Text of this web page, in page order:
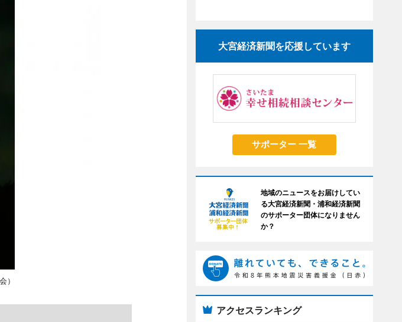
）
大宮経済新聞を応援しています
サポーター 一覧
地域のニュースをお届けしてい
る大宮経済新聞・浦和経済新聞
のサポーター団体になりません
か？
アクセスランキング